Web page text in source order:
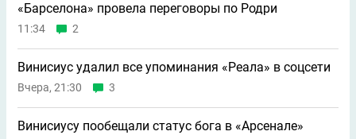
«Барселона» провела переговоры по Родри
11:34 2
Винисиус удалил все упоминания «Реала» в соцсети
Вчера, 21:30 3
Винисиусу пообещали статус бога в «Арсенале»